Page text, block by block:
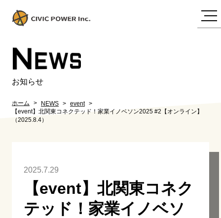
NEWS
お知らせ
ホーム NEWS
event
【event】北関東コネクテッド！家業イノベソン2025 #2【オンライン】
（2025.8.4）
2025.7.29
【event】北関東コネク
テッド！家業イノベソ